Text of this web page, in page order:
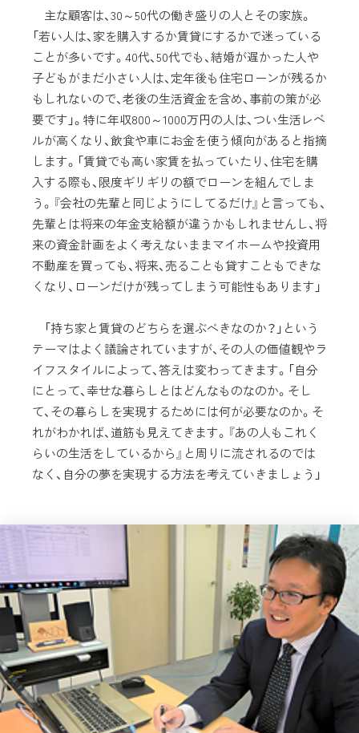
主な顧客は、30～50代の働き盛りの人とその家族。
「若い人は、家を購入するか賃貸にするかで迷っている
ことが多いです。40代、50代でも、結婚が遅かった人や
子どもがまだ小さい人は、定年後も住宅ローンが残るか
もしれないので、老後の生活資金を含め、事前の策が必
要です」。特に年収800～1000万円の人は、つい生活レベ
ルが高くなり、飲食や車にお金を使う傾向があると指摘
します。「賃貸でも高い家賃を払っていたり、住宅を購
入する際も、限度ギリギリの額でローンを組んでしま
う。『会社の先輩と同じようにしてるだけ』と言っても、
先輩とは将来の年金支給額が違うかもしれませんし、将
来の資金計画をよく考えないままマイホームや投資用
不動産を買っても、将来、売ることも貸すこともできな
くなり、ローンだけが残ってしまう可能性もあります」
「持ち家と賃貸のどちらを選ぶべきなのか？」という
テーマはよく議論されていますが、その人の価値観やラ
イフスタイルによって、答えは変わってきます。「自分
にとって、幸せな暮らしとはどんなものなのか。そし
て、その暮らしを実現するためには何が必要なのか。そ
れがわかれば、道筋も見えてきます。『あの人もこれく
らいの生活をしているから』と周りに流されるのでは
なく、自分の夢を実現する方法を考えていきましょう」